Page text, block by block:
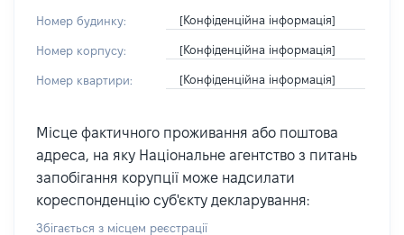
Номер будинку: [Конфіденційна інформація]
Номер корпусу: [Конфіденційна інформація]
Номер квартири: [Конфіденційна інформація]
Місце фактичного проживання або поштова
адреса, на яку Національне агентство з питань
запобігання корупції може надсилати
кореспонденцію суб'єкту декларування:
Збігається з місцем реєстрації